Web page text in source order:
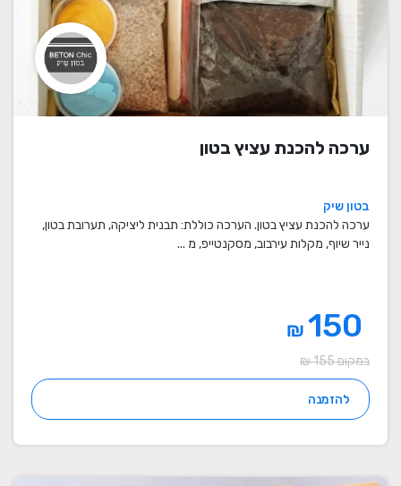
ערכה להכנת עציץ בטון
בטון שיק
ערכה להכנת עציץ בטון. הערכה כוללת: תבנית ליציקה, תערובת בטון,
נייר שיוף, מקלות עירבוב, מסקנטייפ, מ ...
₪
במקום 155 ₪
להזמנה